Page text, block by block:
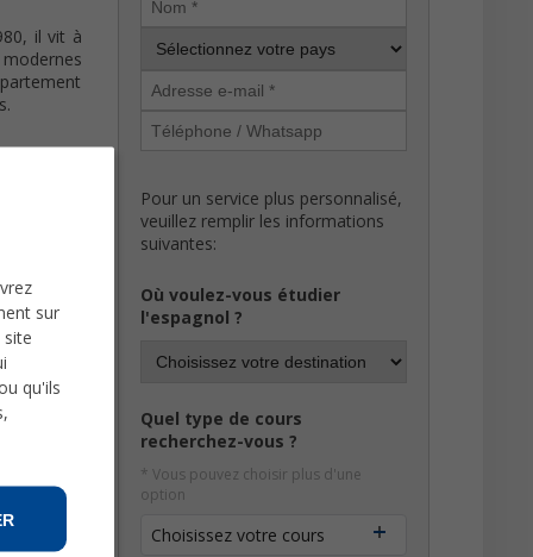
il vit à
style
de
Pour un service plus personnalisé,
veuillez remplir les informations
suivantes:
Où voulez-vous étudier
l'espagnol ?
Quel type de cours
recherchez-vous ?
* Vous pouvez choisir plus d'une
option
Choisissez votre cours
sur
qu'ils